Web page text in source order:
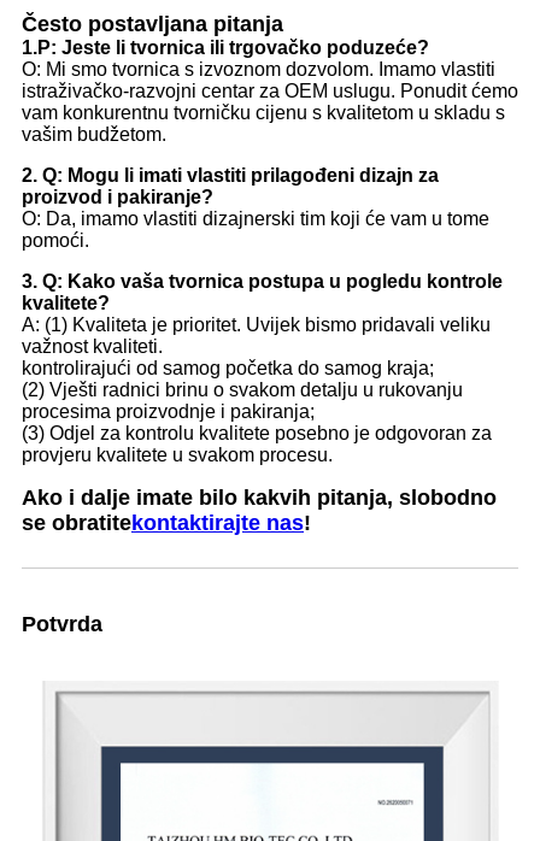
Često postavljana pitanja
1.P: Jeste li tvornica ili trgovačko poduzeće?
O: Mi smo tvornica s izvoznom dozvolom. Imamo vlastiti
istraživačko-razvojni centar za OEM uslugu. Ponudit ćemo
vam konkurentnu tvorničku cijenu s kvalitetom u skladu s
vašim budžetom.
2. Q: Mogu li imati vlastiti prilagođeni dizajn za
proizvod i pakiranje?
O: Da, imamo vlastiti dizajnerski tim koji će vam u tome
pomoći.
3. Q: Kako vaša tvornica postupa u pogledu kontrole
kvalitete?
A: (1) Kvaliteta je prioritet. Uvijek bismo pridavali veliku
važnost kvaliteti.
kontrolirajući od samog početka do samog kraja;
(2) Vješti radnici brinu o svakom detalju u rukovanju
procesima proizvodnje i pakiranja;
(3) Odjel za kontrolu kvalitete posebno je odgovoran za
provjeru kvalitete u svakom procesu.
Ako i dalje imate bilo kakvih pitanja, slobodno
se obratitekontaktirajte nas!
Potvrda